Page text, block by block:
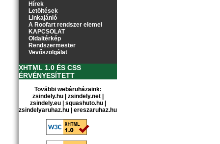
Hírek
Letöltések
Linkajánló
A Roofart rendszer elemei
KAPCSOLAT
Oldaltérkép
Rendszermester
Vevőszolgálat
XHTML 1.0 ÉS CSS
ÉRVÉNYESÍTETT
További webáruházaink:
zsindely.hu| zsindely.net|
zsindely.eu| squashuto.hu|
zsindelyaruhaz.hu
ereszaruhaz.hu